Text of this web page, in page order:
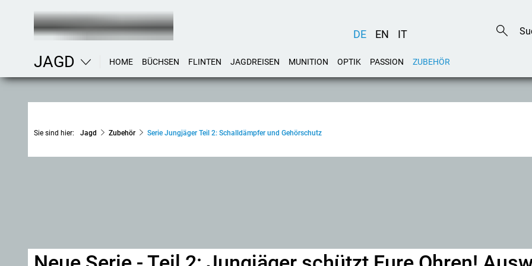
DE EN IT
JAGD HOME BÜCHSEN FLINTEN JAGDREISEN MUNITION OPTIK PASSION ZUBEHÖR
Sie sind hier: Jagd Zubehör Serie Jungjäger Teil 2: Schalldämpfer und Gehörschutz